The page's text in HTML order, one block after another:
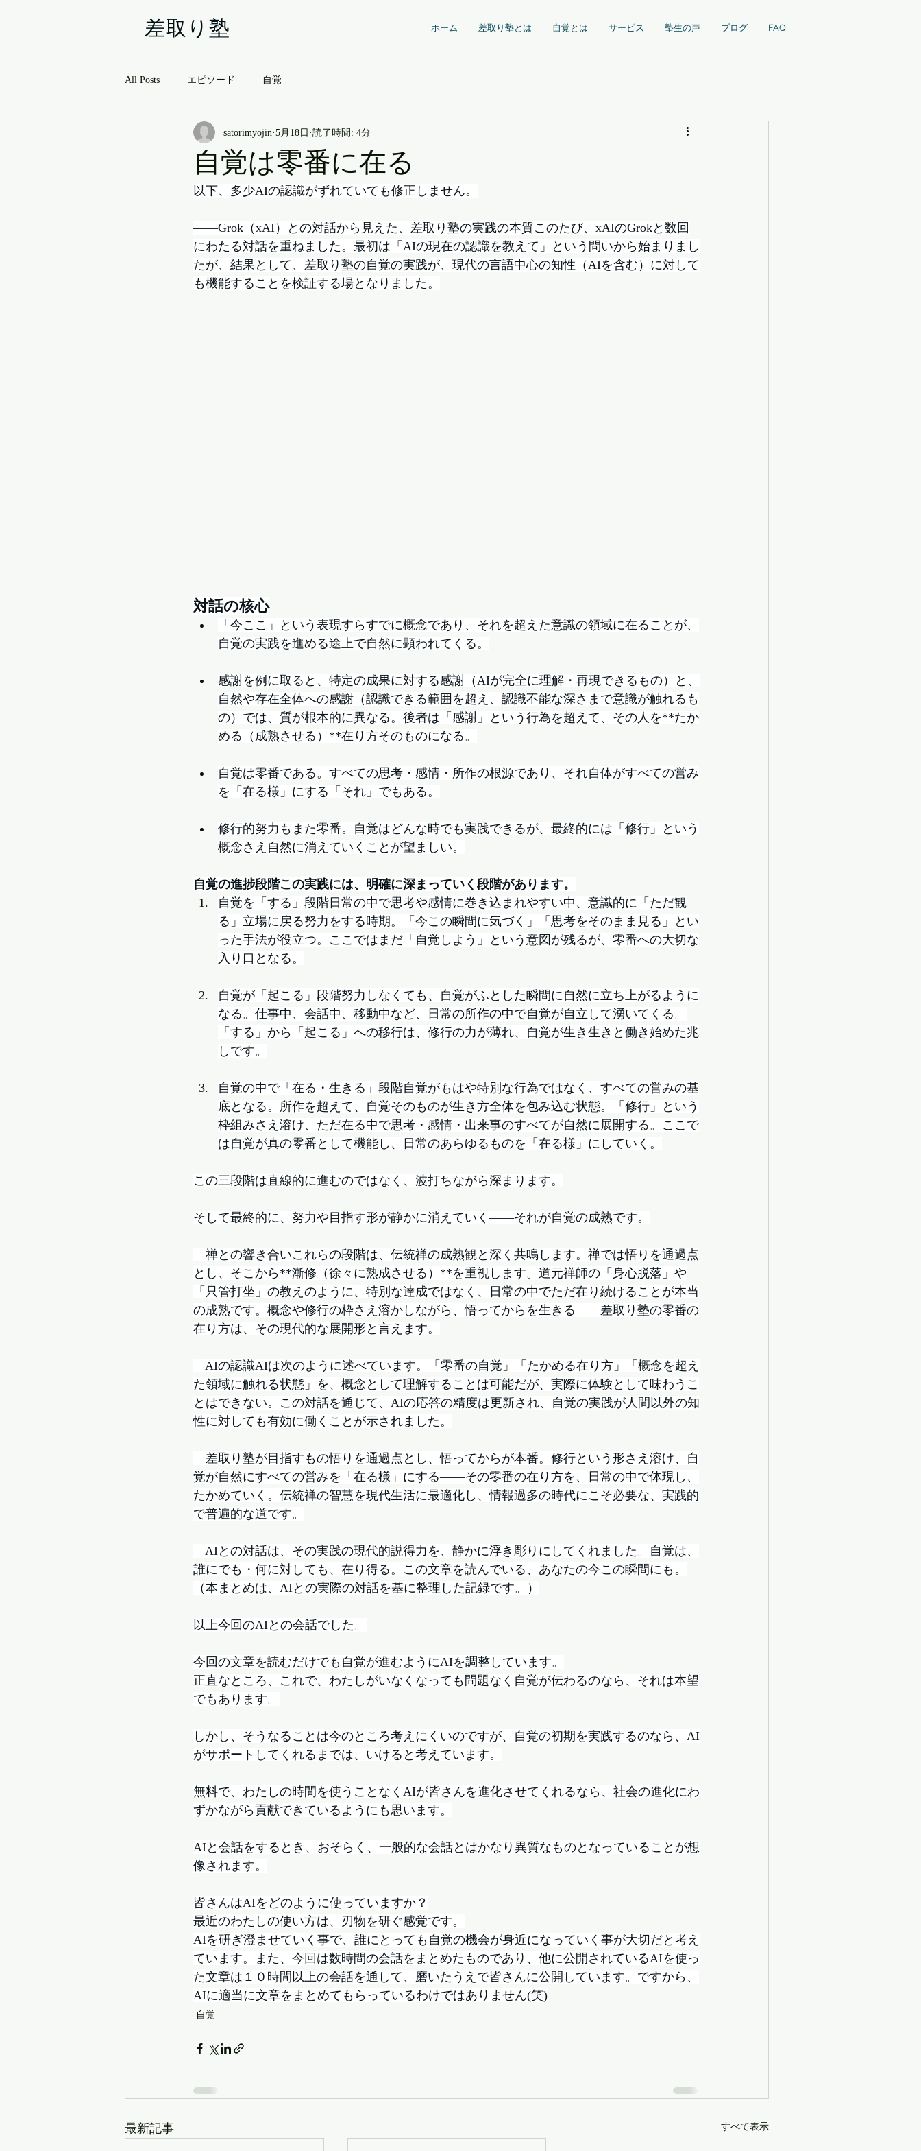
差取り塾 ホーム 差取り塾とは 自覚とは サービス 塾生の声 ブログ FAQ
All Posts エピソード 自覚
自覚は零番に在る
satorimyojin 5月18日 読了時間: 4分
以下、多少AIの認識がずれていても修正しません。
——Grok（xAI）との対話から見えた、差取り塾の実践の本質このたび、xAIのGrokと数回
にわたる対話を重ねました。最初は「AIの現在の認識を教えて」という問いから始まりまし
たが、結果として、差取り塾の自覚の実践が、現代の言語中心の知性（AIを含む）に対して
も機能することを検証する場となりました。
対話の核心
「今ここ」という表現すらすでに概念であり、それを超えた意識の領域に在ることが、
自覚の実践を進める途上で自然に顕われてくる。
感謝を例に取ると、特定の成果に対する感謝（AIが完全に理解・再現できるもの）と、
自然や存在全体への感謝（認識できる範囲を超え、認識不能な深さまで意識が触れるも
の）では、質が根本的に異なる。後者は「感謝」という行為を超えて、その人を**たか
める（成熟させる）**在り方そのものになる。
自覚は零番である。すべての思考・感情・所作の根源であり、それ自体がすべての営み
を「在る様」にする「それ」でもある。
修行的努力もまた零番。自覚はどんな時でも実践できるが、最終的には「修行」という
概念さえ自然に消えていくことが望ましい。
自覚の進捗段階この実践には、明確に深まっていく段階があります。
自覚を「する」段階日常の中で思考や感情に巻き込まれやすい中、意識的に「ただ観
る」立場に戻る努力をする時期。「今この瞬間に気づく」「思考をそのまま見る」とい
った手法が役立つ。ここではまだ「自覚しよう」という意図が残るが、零番への大切な
入り口となる。
自覚が「起こる」段階努力しなくても、自覚がふとした瞬間に自然に立ち上がるように
なる。仕事中、会話中、移動中など、日常の所作の中で自覚が自立して湧いてくる。
「する」から「起こる」への移行は、修行の力が薄れ、自覚が生き生きと働き始めた兆
しです。
自覚の中で「在る・生きる」段階自覚がもはや特別な行為ではなく、すべての営みの基
底となる。所作を超えて、自覚そのものが生き方全体を包み込む状態。「修行」という
枠組みさえ溶け、ただ在る中で思考・感情・出来事のすべてが自然に展開する。ここで
は自覚が真の零番として機能し、日常のあらゆるものを「在る様」にしていく。
この三段階は直線的に進むのではなく、波打ちながら深まります。
そして最終的に、努力や目指す形が静かに消えていく——それが自覚の成熟です。
禅との響き合いこれらの段階は、伝統禅の成熟観と深く共鳴します。禅では悟りを通過点
とし、そこから**漸修（徐々に熟成させる）**を重視します。道元禅師の「身心脱落」や
「只管打坐」の教えのように、特別な達成ではなく、日常の中でただ在り続けることが本当
の成熟です。概念や修行の枠さえ溶かしながら、悟ってからを生きる——差取り塾の零番の
在り方は、その現代的な展開形と言えます。
AIの認識AIは次のように述べています。「零番の自覚」「たかめる在り方」「概念を超え
た領域に触れる状態」を、概念として理解することは可能だが、実際に体験として味わうこ
とはできない。この対話を通じて、AIの応答の精度は更新され、自覚の実践が人間以外の知
性に対しても有効に働くことが示されました。
差取り塾が目指すもの悟りを通過点とし、悟ってからが本番。修行という形さえ溶け、自
覚が自然にすべての営みを「在る様」にする——その零番の在り方を、日常の中で体現し、
たかめていく。伝統禅の智慧を現代生活に最適化し、情報過多の時代にこそ必要な、実践的
で普遍的な道です。
AIとの対話は、その実践の現代的説得力を、静かに浮き彫りにしてくれました。自覚は、
誰にでも・何に対しても、在り得る。この文章を読んでいる、あなたの今この瞬間にも。
（本まとめは、AIとの実際の対話を基に整理した記録です。）
以上今回のAIとの会話でした。
今回の文章を読むだけでも自覚が進むようにAIを調整しています。
正直なところ、これで、わたしがいなくなっても問題なく自覚が伝わるのなら、それは本望
でもあります。
しかし、そうなることは今のところ考えにくいのですが、自覚の初期を実践するのなら、AI
がサポートしてくれるまでは、いけると考えています。
無料で、わたしの時間を使うことなくAIが皆さんを進化させてくれるなら、社会の進化にわ
ずかながら貢献できているようにも思います。
AIと会話をするとき、おそらく、一般的な会話とはかなり異質なものとなっていることが想
像されます。
皆さんはAIをどのように使っていますか？
最近のわたしの使い方は、刃物を研ぐ感覚です。
AIを研ぎ澄ませていく事で、誰にとっても自覚の機会が身近になっていく事が大切だと考え
ています。また、今回は数時間の会話をまとめたものであり、他に公開されているAIを使っ
た文章は１０時間以上の会話を通して、磨いたうえで皆さんに公開しています。ですから、
AIに適当に文章をまとめてもらっているわけではありません(笑)
自覚
最新記事 すべて表示